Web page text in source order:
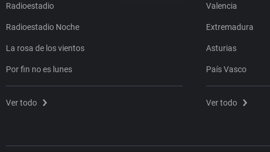
Radioestadio
Radioestadio Noche
La rosa de los vientos
Por fin no es lunes
Ver todo
Valencia
Extremadura
Asturias
País Vasco
Ver todo